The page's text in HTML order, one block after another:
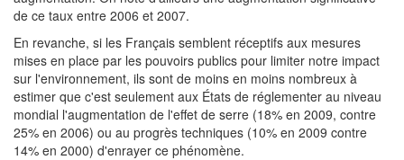
de ce taux entre 2006 et 2007.
En revanche, si les Français semblent réceptifs aux mesures
mises en place par les pouvoirs publics pour limiter notre impact
sur l'environnement, ils sont de moins en moins nombreux à
estimer que c'est seulement aux États de réglementer au niveau
mondial l'augmentation de l'effet de serre (18% en 2009, contre
25% en 2006) ou au progrès techniques (10% en 2009 contre
14% en 2000) d'enrayer ce phénomène.